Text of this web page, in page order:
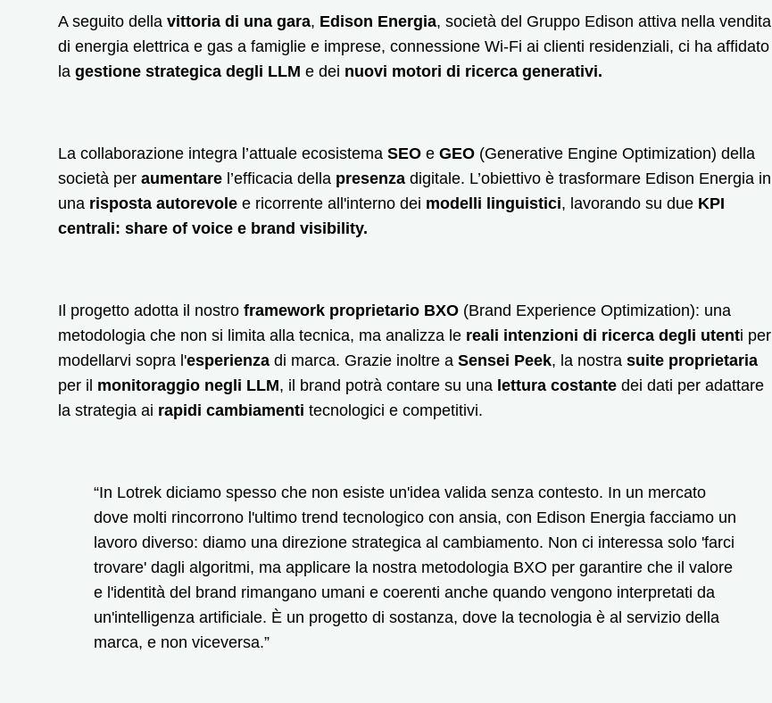
A seguito della vittoria di una gara, Edison Energia, società del Gruppo Edison attiva nella vendita
di energia elettrica e gas a famiglie e imprese, connessione Wi-Fi ai clienti residenziali, ci ha affidato
la gestione strategica degli LLM e dei nuovi motori di ricerca generativi.
La collaborazione integra l’attuale ecosistema SEO e GEO (Generative Engine Optimization) della
società per aumentare l’efficacia della presenza digitale. L’obiettivo è trasformare Edison Energia in
una risposta autorevole e ricorrente all'interno dei modelli linguistici, lavorando su due KPI
centrali: share of voice e brand visibility.
Il progetto adotta il nostro framework proprietario BXO (Brand Experience Optimization): una
metodologia che non si limita alla tecnica, ma analizza le reali intenzioni di ricerca degli utenti per
modellarvi sopra l'esperienza di marca. Grazie inoltre a Sensei Peek, la nostra suite proprietaria
per il monitoraggio negli LLM, il brand potrà contare su una lettura costante dei dati per adattare
la strategia ai rapidi cambiamenti tecnologici e competitivi.
“In Lotrek diciamo spesso che non esiste un'idea valida senza contesto. In un mercato
dove molti rincorrono l'ultimo trend tecnologico con ansia, con Edison Energia facciamo un
lavoro diverso: diamo una direzione strategica al cambiamento. Non ci interessa solo 'farci
trovare' dagli algoritmi, ma applicare la nostra metodologia BXO per garantire che il valore
e l'identità del brand rimangano umani e coerenti anche quando vengono interpretati da
un'intelligenza artificiale. È un progetto di sostanza, dove la tecnologia è al servizio della
marca, e non viceversa.”